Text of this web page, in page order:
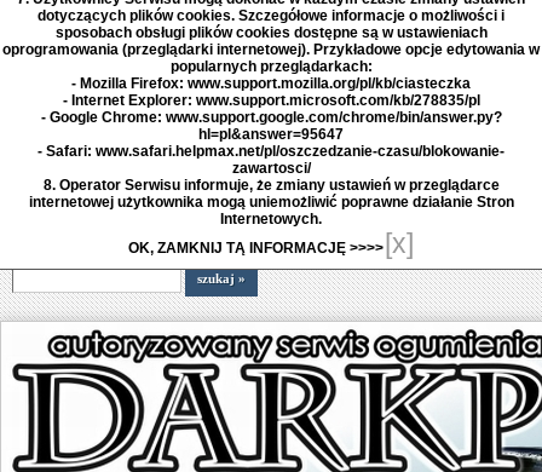
dotyczących plików cookies. Szczegółowe informacje o możliwości i
sposobach obsługi plików cookies dostępne są w ustawieniach
oprogramowania (przeglądarki internetowej). Przykładowe opcje edytowania w
popularnych przeglądarkach:
- Mozilla Firefox: www.support.mozilla.org/pl/kb/ciasteczka
- Internet Explorer: www.support.microsoft.com/kb/278835/pl
- Google Chrome: www.support.google.com/chrome/bin/answer.py?
hl=pl&answer=95647
- Safari: www.safari.helpmax.net/pl/oszczedzanie-czasu/blokowanie-
zawartosci/
8. Operator Serwisu informuje, że zmiany ustawień w przeglądarce
internetowej użytkownika mogą uniemożliwić poprawne działanie Stron
Internetowych.
OK, ZAMKNIJ TĄ INFORMACJĘ >>>>[x]